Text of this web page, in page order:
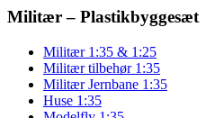
Militær – Plastikbyggesæt
Militær 1:35 & 1:25
Militær tilbehør 1:35
Militær Jernbane 1:35
Huse 1:35